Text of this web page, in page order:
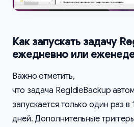
Как запускать задачу
ежедневно или
Важно отметить,
что задача RegIdleBackup
запускается только один раз в
дней. Дополнительные